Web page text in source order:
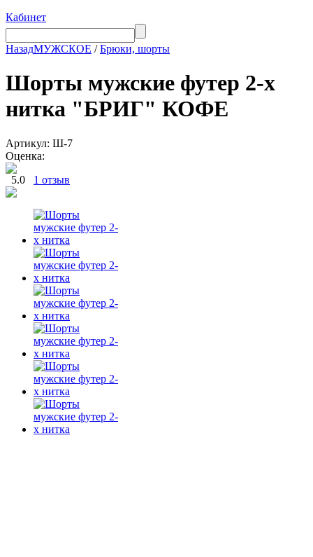
Кабинет
НазадМУЖСКОЕ /Брюки, шорты
Шорты мужские футер 2-х
нитка "БРИГ" КОФЕ
Артикул: Ш-7
Оценка:
5.0
1 отзыв